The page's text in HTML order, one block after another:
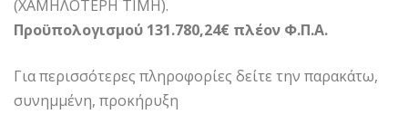
(ΧΑΜΗΛΟΤΕΡΗ ΤΙΜΗ).
Προϋπολογισμού 131.780,24€ πλέον Φ.Π.Α.
Για περισσότερες πληροφορίες δείτε την παρακάτω,
συνημμένη, προκήρυξη